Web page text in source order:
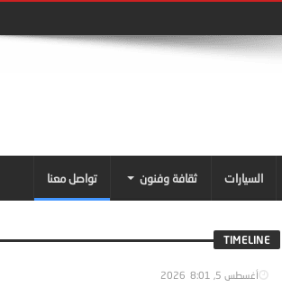
السيارات ثقافة وفنون تواصل معنا
TIMELINE
أغسطس 5, 2026 8:01